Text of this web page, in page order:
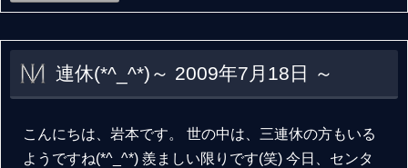
連休(*^_^*)～ 2009年7月18日 ～
こんにちは、岩本です。 世の中は、三連休の方もいる
ようですね(*^_^*) 羨ましい限りです(笑) 今日、センタ